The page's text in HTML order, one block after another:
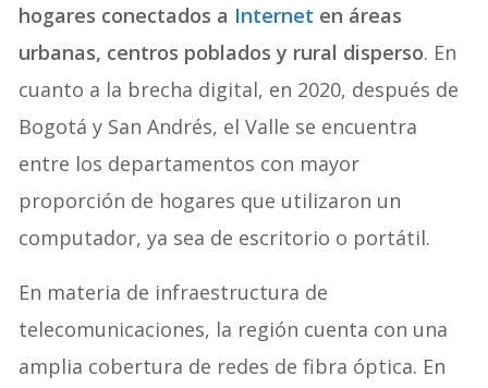
hogares conectados a Internet en áreas
urbanas, centros poblados y rural disperso. En
cuanto a la brecha digital, en 2020, después de
Bogotá y San Andrés, el Valle se encuentra
entre los departamentos con mayor
proporción de hogares que utilizaron un
computador, ya sea de escritorio o portátil.
En materia de infraestructura de
telecomunicaciones, la región cuenta con una
amplia cobertura de redes de fibra óptica. En